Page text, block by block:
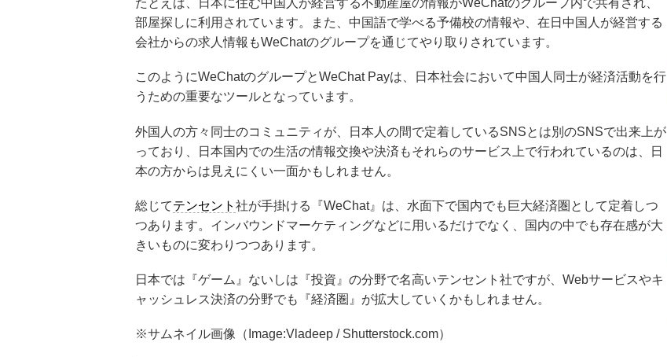
たとえば、日本に住む中国人が経営する不動産屋の情報がWeChatのグループ内で共有され、
部屋探しに利用されています。また、中国語で学べる予備校の情報や、在日中国人が経営する
会社からの求人情報もWeChatのグループを通じてやり取りされています。
このようにWeChatのグループとWeChat Payは、日本社会において中国人同士が経済活動を行
うための重要なツールとなっています。
外国人の方々同士のコミュニティが、日本人の間で定着しているSNSとは別のSNSで出来上が
っており、日本国内での生活の情報交換や決済もそれらのサービス上で行われているのは、日
本の方からは見えにくい一面かもしれません。
総じてテンセント 社が手掛ける『WeChat』は、水面下で国内でも巨大経済圏として定着しつ
つあります。インバウンドマーケティングなどに用いるだけでなく、国内の中でも存在感が大
きいものに変わりつつあります。
日本では『ゲーム』ないしは『投資』の分野で名高いテンセント社ですが、Webサービスやキ
ャッシュレス決済の分野でも『経済圏』が拡大していくかもしれません。
※サムネイル画像（Image:Vladeep / Shutterstock.com）